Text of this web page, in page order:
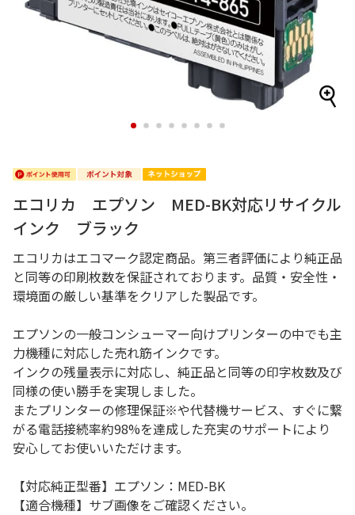
1 2 3 4 5 6 7 8
エコリカ エプソン MED-BK対応リサイクル
インク ブラック
エコリカはエコマーク認定商品。第三者評価により純正品
と同等の印刷枚数を保証されております。品質・安全性・
環境面の厳しい基準をクリアした製品です。
エプソンの一般コンシューマー向けプリンターの中でも主
力機種に対応した売れ筋インクです。
インクの残量表示に対応し、純正品と同等の印字枚数及び
同様の使い勝手を実現しました。
またプリンターの修理保証※や代替機サービス、すぐに繋
がる電話接続率約98%を達成した充実のサポートにより
安心してお使いいただけます。
【対応純正型番】エプソン：MED-BK
【適合機種】サブ画像をご確認ください。